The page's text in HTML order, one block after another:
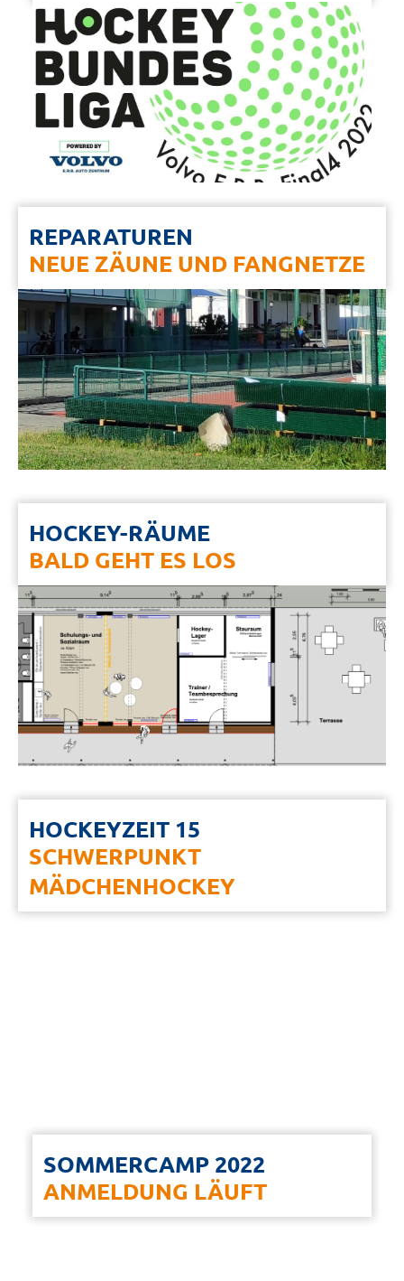
REPARATUREN
NEUE ZÄUNE UND FANGNETZE
HOCKEY-RÄUME
BALD GEHT ES LOS
HOCKEYZEIT 15
SCHWERPUNKT
MÄDCHENHOCKEY
SOMMERCAMP 2022
ANMELDUNG LÄUFT